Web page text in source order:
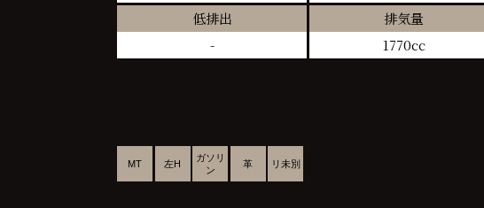
低排出
-
排気量
1770cc
MT 左H
ガソリ
ン
革 リ未別